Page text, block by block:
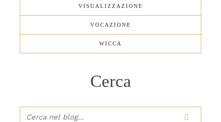
VISUALIZZAZIONE
VOCAZIONE
WICCA
Cerca
